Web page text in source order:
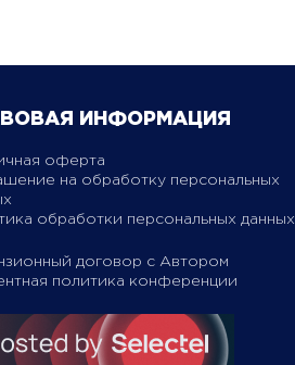
ИНФОРМАЦИЯ
оферта
на обработку персональных
обработки персональных данных
договор с Автором
политика конференции